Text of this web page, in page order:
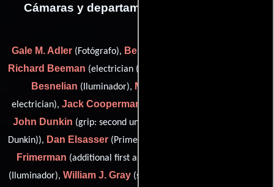
Cámaras y departamento de electricidad
Gale M. Adler(Fotógrafo), Bernard Auroux
Richard Beeman (electrician (as Richard E. Beeman)),
Besnelian (Iluminador), Mark Buckalew
electrician), Jack Cooperman
John Dunkin (grip: second unit, Washington, D.C. (as John R.
Dunkin)), Dan Elsasser(Primer asistente de cámara),
Frimerman (additional first assistant camera),
(Iluminador), William J. Gray(second assistant camera: second